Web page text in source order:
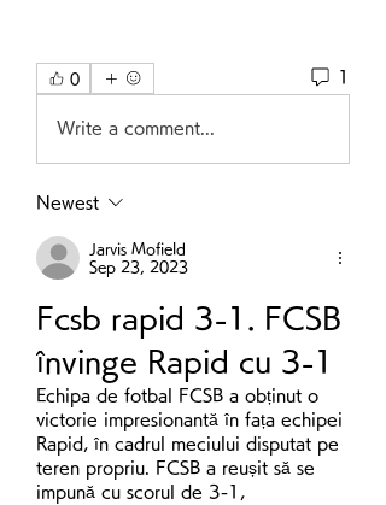
0 1
Write a comment...
Newest
Jarvis Mofield
Sep 23, 2023
Fcsb rapid 3-1. FCSB
învinge Rapid cu 3-1
Echipa de fotbal FCSB a obținut o
victorie impresionantă în fața echipei
Rapid, în cadrul meciului disputat pe
teren propriu. FCSB a reușit să se
impună cu scorul de 3-1,